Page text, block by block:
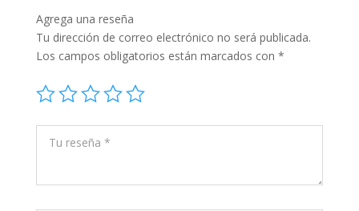
Agrega una reseña
Tu dirección de correo electrónico no será publicada.
Los campos obligatorios están marcados con *